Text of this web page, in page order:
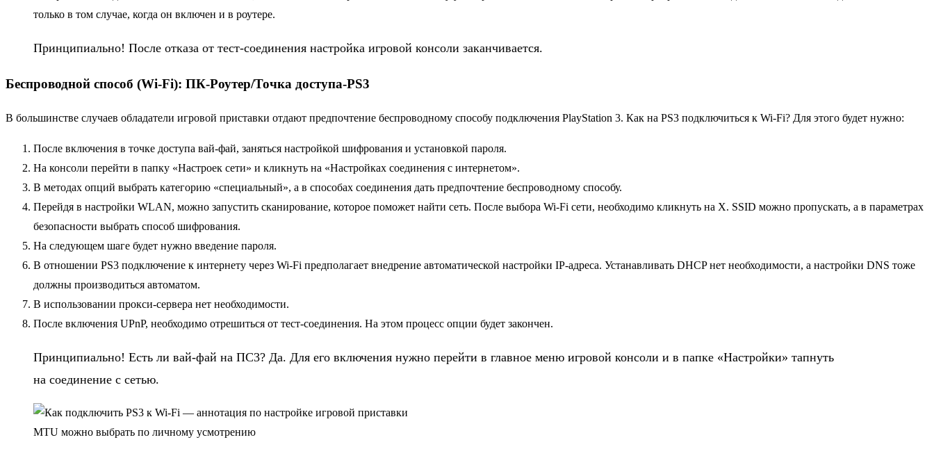
только в том случае, когда он включен и в роутере.
Принципиально! После отказа от тест-соединения настройка игровой консоли заканчивается.
Беспроводной способ (Wi-Fi): ПК-Роутер/Точка доступа-PS3
В большинстве случаев обладатели игровой приставки отдают предпочтение беспроводному способу подключения PlayStation 3. Как на PS3 подключиться к Wi-Fi? Для этого будет нужно:
После включения в точке доступа вай-фай, заняться настройкой шифрования и установкой пароля.
На консоли перейти в папку «Настроек сети» и кликнуть на «Настройках соединения с интернетом».
В методах опций выбрать категорию «специальный», а в способах соединения дать предпочтение беспроводному способу.
Перейдя в настройки WLAN, можно запустить сканирование, которое поможет найти сеть. После выбора Wi-Fi сети, необходимо кликнуть на Х. SSID можно пропускать, а в параметрах
безопасности выбрать способ шифрования.
На следующем шаге будет нужно введение пароля.
В отношении PS3 подключение к интернету через Wi-Fi предполагает внедрение автоматической настройки IP-адреса. Устанавливать DHCP нет необходимости, а настройки DNS тоже
должны производиться автоматом.
В использовании прокси-сервера нет необходимости.
После включения UPnP, необходимо отрешиться от тест-соединения. На этом процесс опции будет закончен.
Принципиально! Есть ли вай-фай на ПС3? Да. Для его включения нужно перейти в главное меню игровой консоли и в папке «Настройки» тапнуть
на соединение с сетью.
MTU можно выбрать по личному усмотрению